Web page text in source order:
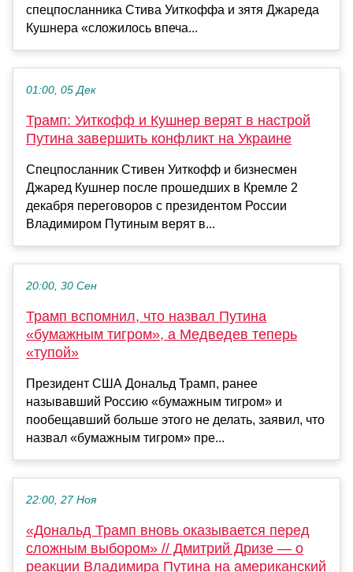
спецпосланника Стива Уиткоффа и зятя Джареда
Кушнера «сложилось впеча...
01:00, 05 Дек
Трамп: Уиткофф и Кушнер верят в настрой
Путина завершить конфликт на Украине
Спецпосланник Стивен Уиткофф и бизнесмен
Джаред Кушнер после прошедших в Кремле 2
декабря переговоров с президентом России
Владимиром Путиным верят в...
20:00, 30 Сен
Трамп вспомнил, что назвал Путина
«бумажным тигром», а Медведев теперь
«тупой»
Президент США Дональд Трамп, ранее
называвший Россию «бумажным тигром» и
пообещавший больше этого не делать, заявил, что
назвал «бумажным тигром» пре...
22:00, 27 Ноя
«Дональд Трамп вновь оказывается перед
сложным выбором» // Дмитрий Дризе — о
реакции Владимира Путина на американский